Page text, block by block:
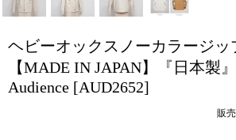
ヘビーオックスノーカラージッ
【MADE IN JAPAN】『日本製
Audience [AUD2652]
販